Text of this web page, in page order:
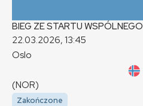
BIEG ZE STARTU WSPÓLNEGO
22.03.2026, 13:45
Oslo
(NOR)
Zakończone